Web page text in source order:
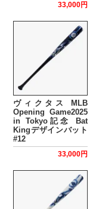
33,000円
ヴィクタス MLB
Opening Game2025
in Tokyo記念 Bat
Kingデザインバット
#12
33,000円